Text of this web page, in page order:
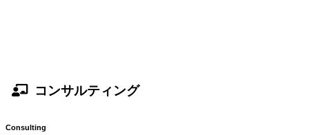
コンサルティング
Consulting